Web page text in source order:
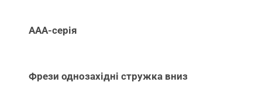
ААА-серія
Фрези однозахідні стружка вниз